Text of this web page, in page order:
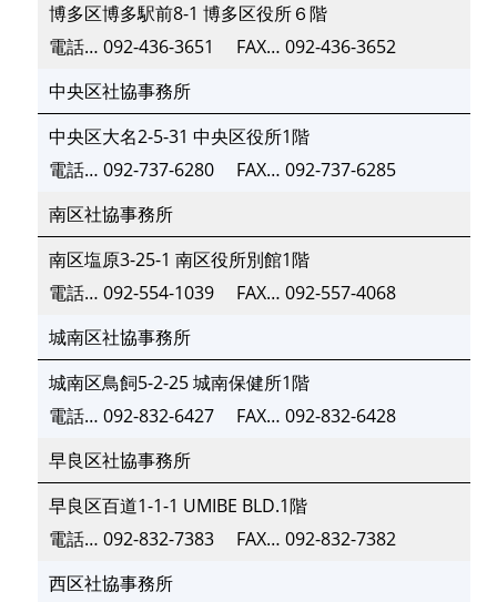
博多区博多駅前8-1 博多区役所６階
電話… 092-436-3651 FAX… 092-436-3652
中央区社協事務所
中央区大名2-5-31 中央区役所1階
電話… 092-737-6280 FAX… 092-737-6285
南区社協事務所
南区塩原3-25-1 南区役所別館1階
電話… 092-554-1039 FAX… 092-557-4068
城南区社協事務所
城南区鳥飼5-2-25 城南保健所1階
電話… 092-832-6427 FAX… 092-832-6428
早良区社協事務所
早良区百道1-1-1 UMIBE BLD.1階
電話… 092-832-7383 FAX… 092-832-7382
西区社協事務所